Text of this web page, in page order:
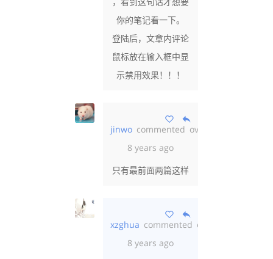
你的笔记看一下。
登陆后，文章内评论
鼠标放在输入框中显
示禁用效果！！！
jinwo commented over
8 years ago
只有最前面两篇这样
xzghua commented over
8 years ago